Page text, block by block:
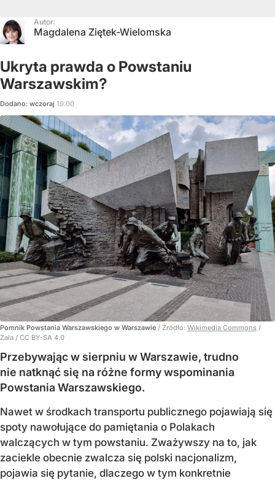
Autor:
Magdalena Ziętek-Wielomska
Ukryta prawda o Powstaniu
Warszawskim?
Dodano: wczoraj 19:00
Pomnik Powstania Warszawskiego w Warszawie / Źródło: Wikimedia Commons /
Zala / CC BY-SA 4.0
Przebywając w sierpniu w Warszawie, trudno
nie natknąć się na różne formy wspominania
Powstania Warszawskiego.
Nawet w środkach transportu publicznego pojawiają się
spoty nawołujące do pamiętania o Polakach
walczących w tym powstaniu. Zważywszy na to, jak
zaciekle obecnie zwalcza się polski nacjonalizm,
pojawia się pytanie, dlaczego w tym konkretnie